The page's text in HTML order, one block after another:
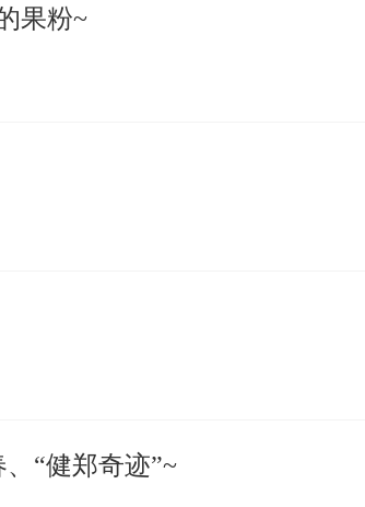
果粉~
“健郑奇迹”~